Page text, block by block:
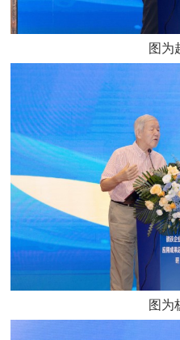
图为
图为